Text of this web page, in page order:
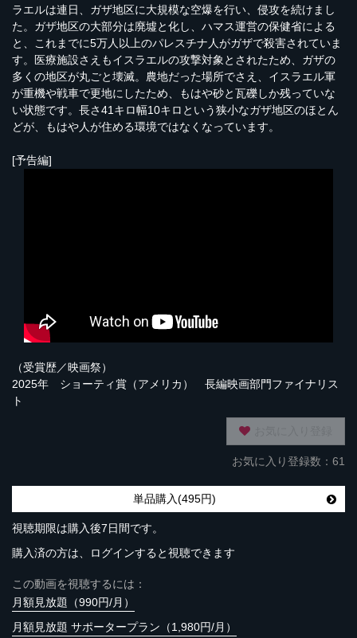
ラエルは連日、ガザ地区に大規模な空爆を行い、侵攻を続けまし
た。ガザ地区の大部分は廃墟と化し、ハマス運営の保健省による
と、これまでに5万人以上のパレスチナ人がガザで殺害されていま
す。医療施設さえもイスラエルの攻撃対象とされたため、ガザの
多くの地区が丸ごと壊滅。農地だった場所でさえ、イスラエル軍
が重機や戦車で更地にしたため、もはや砂と瓦礫しか残っていな
い状態です。長さ41キロ幅10キロという狭小なガザ地区のほとん
どが、もはや人が住める環境ではなくなっています。
[予告編]
（受賞歴／映画祭）
2025年 ショーティ賞（アメリカ） 長編映画部門ファイナリス
ト
お気に入り登録数：61
単品購入(495円)
視聴期限は購入後7日間です。
購入済の方は、ログインすると視聴できます
この動画を視聴するには：
月額見放題（990円/月）
月額見放題 サポータープラン（1,980円/月）